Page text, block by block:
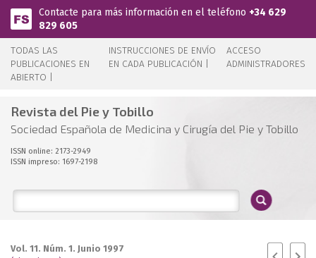
Pasar al contenido principal
Contacte para más información en el teléfono +34 629
829 605
TODAS LAS
PUBLICACIONES EN
ABIERTO |
INSTRUCCIONES DE ENVÍO
EN CADA PUBLICACIÓN |
ACCESO
ADMINISTRADORES
Revista del Pie y Tobillo
Sociedad Española de Medicina y Cirugía del Pie y Tobillo
ISSN online: 2173-2949
ISSN impreso: 1697-2198
Vol. 11. Núm. 1. Junio 1997